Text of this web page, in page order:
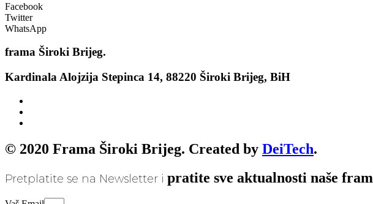
Facebook
Twitter
WhatsApp
frama Široki Brijeg.
Kardinala Alojzija Stepinca 14, 88220 Široki Brijeg, BiH
© 2020 Frama Široki Brijeg. Created by DeiTech.
Pretplatite se na Newsletter i pratite sve aktualnosti naše